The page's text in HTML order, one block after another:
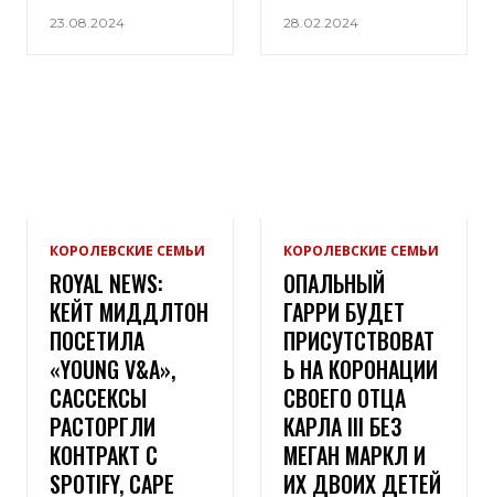
23.08.2024 28.02.2024
КОРОЛЕВСКИЕ СЕМЬИ
ROYAL NEWS:
КЕЙТ МИДДЛТОН
ПОСЕТИЛА
«YOUNG V&A»,
САССЕКСЫ
РАСТОРГЛИ
КОНТРАКТ С
SPOTIFY, САРЕ
КОРОЛЕВСКИЕ СЕМЬИ
ОПАЛЬНЫЙ
ГАРРИ БУДЕТ
ПРИСУТСТВОВАТ
Ь НА КОРОНАЦИИ
СВОЕГО ОТЦА
КАРЛА III БЕЗ
МЕГАН МАРКЛ И
ИХ ДВОИХ ДЕТЕЙ